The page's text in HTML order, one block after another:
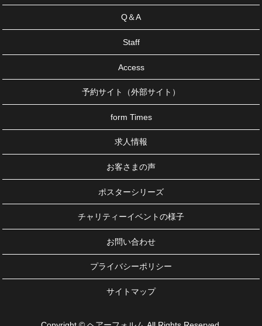
Q＆A
Staff
Access
予約サイト（外部サイト）
form Times
求人情報
お客さまの声
ポスターシリーズ
チャリティーイベントの様子
お問い合わせ
プライバシーポリシー
サイトマップ